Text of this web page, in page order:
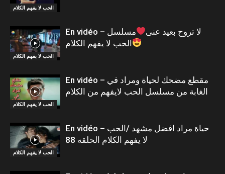
الحب لا يفهم الكلام
الحب لا يفهم الكلام
En vidéo – لا تروح بعيد عنى
مسلسل
الحب لا يفهم الكلام
الحب لا يفهم الكلام
En vidéo – مقطع مضحك لحياة ومراد في
الغابة من مسلسل الحب لايفهم من الكلام
الحب لا يفهم الكلام
En vidéo – حياة مراد افضل مشهد /الحب
لا يفهم الكلام الحلقه 88